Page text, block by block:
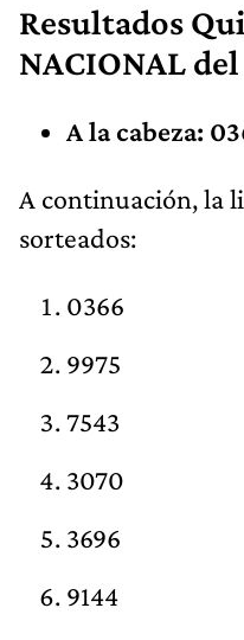
Resultados
NACIONAL
A la cabeza:
A continuación, la
sorteados:
0366
9975
7543
3070
3696
9144